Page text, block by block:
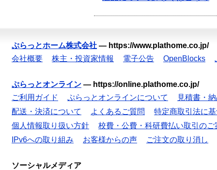
ぷらっとホーム株式会社 — https://www.plathome.co.jp/
会社概要
株主・投資家情報 電子公告 OpenBlocks
ぷらっとオンライン — https://online.plathome.co.jp/
ご利用ガイド
ぷらっとオンラインについて
見積書・
配送・決済について
よくあるご質問
特定商取引法に
個人情報取り扱い方針
校費・公費・科研費払い取引のご
IPv6への取り組み
お客様からの声 ご注文の取り消し
ソーシャルメディア